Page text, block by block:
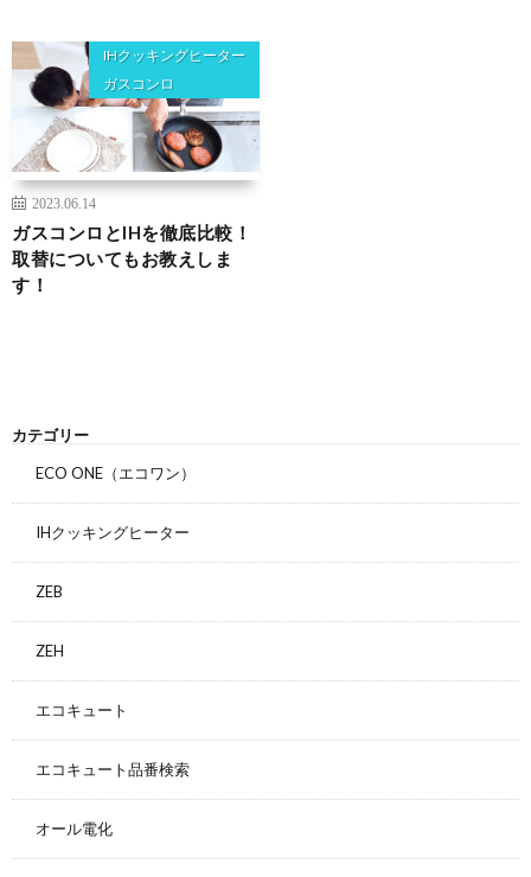
IHクッキングヒーター
ガスコンロ
2023.06.14
ガスコンロとIHを徹底比較！
取替についてもお教えしま
す！
カテゴリー
ECO ONE（エコワン）
IHクッキングヒーター
ZEB
ZEH
エコキュート
エコキュート品番検索
オール電化